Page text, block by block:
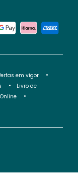
em vigor
Livro de